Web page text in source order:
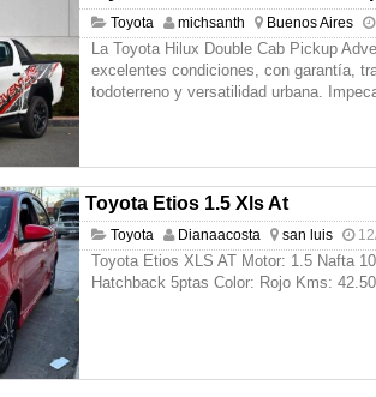
Toyota michsanth Buenos Aires
La Toyota Hilux Double Cab Pickup
excelentes condiciones, con garantía,
todoterreno y versatilidad urbana.
Toyota Etios 1.5 Xls At
Toyota Dianaacosta san luis
Toyota Etios XLS AT Motor: 1.5 Nafta
Hatchback 5ptas Color: Rojo Kms: